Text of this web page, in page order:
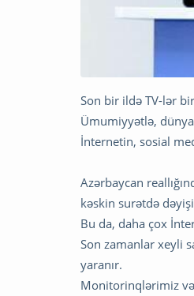
Son bir ildə TV-lər
Ümumiyyətlə,
İnternetin, sosial
Azərbaycan
kəskin surətdə
Bu da, daha çox
Son zamanlar xeyli
yaranır.
Monitorinqlərimiz və